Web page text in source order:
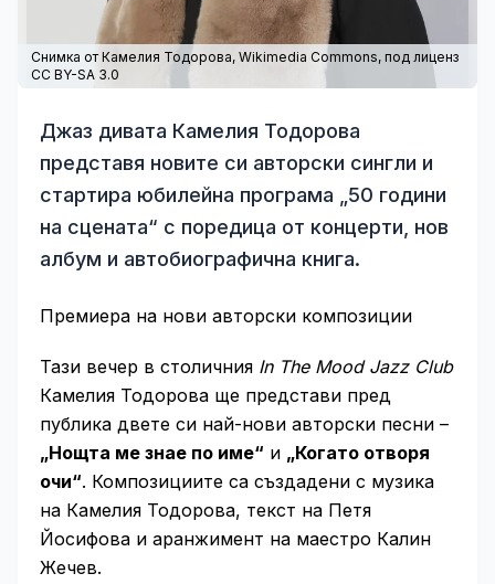
Снимка от Камелия Тодорова, Wikimedia Commons, под лиценз
CC BY-SA 3.0
Джаз дивата Камелия Тодорова
представя новите си авторски сингли и
стартира юбилейна програма „50 години
на сцената“ с поредица от концерти, нов
албум и автобиографична книга.
Премиера на нови авторски композиции
Тази вечер в столичния In The Mood Jazz Club
Камелия Тодорова ще представи пред
публика двете си най-нови авторски песни –
„Нощта ме знае по име“ и „Когато отворя
очи“. Композициите са създадени с музика
на Камелия Тодорова, текст на Петя
Йосифова и аранжимент на маестро Калин
Жечев.